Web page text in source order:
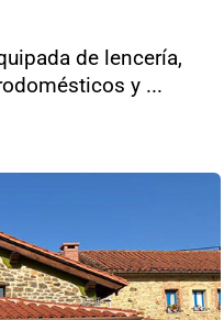
de lencería,
y ...